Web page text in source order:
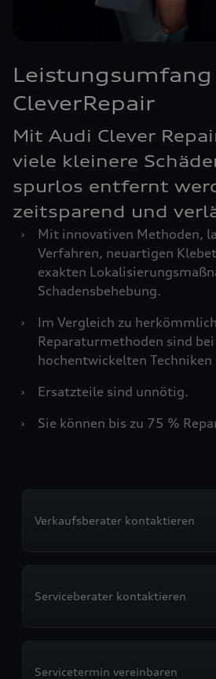
Leistungsumfang
CleverRepair
Mit Audi Clever
viele kleinere
spurlos entfernt
zeitsparend und
›
Mit innovativen Methoden,
Verfahren, neuartigen
exakten
Schadensbehebung.
›
Im Vergleich zu
Reparaturmethoden sind bei
hochentwickelten Techniken
›
Ersatzteile sind unnötig.
›
Sie können bis zu 75 %
Verkaufsberater kontaktieren
Serviceberater kontaktieren
Servicetermin vereinbaren